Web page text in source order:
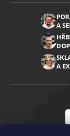
Obchodní podmínky
Reklamace
Zpracování
A
A